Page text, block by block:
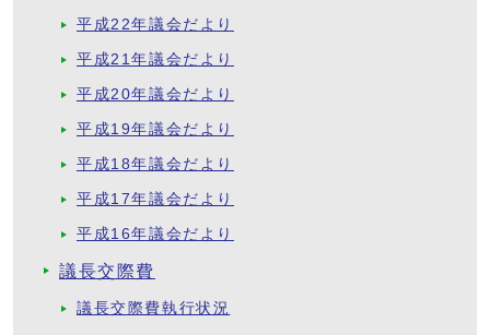
平成22年議会だより
平成21年議会だより
平成20年議会だより
平成19年議会だより
平成18年議会だより
平成17年議会だより
平成16年議会だより
議長交際費
議長交際費執行状況